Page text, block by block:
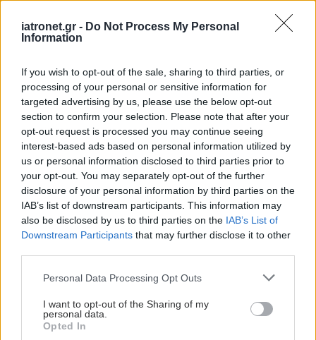
iatronet.gr - Do Not Process My Personal
Information
If you wish to opt-out of the sale, sharing to third parties, or
processing of your personal or sensitive information for
targeted advertising by us, please use the below opt-out
section to confirm your selection. Please note that after your
opt-out request is processed you may continue seeing
interest-based ads based on personal information utilized by
us or personal information disclosed to third parties prior to
your opt-out. You may separately opt-out of the further
disclosure of your personal information by third parties on the
IAB’s list of downstream participants. This information may
also be disclosed by us to third parties on the IAB’s List of
Downstream Participants that may further disclose it to other
Please note that this website/app uses one or more Google
not limited to your visit or usage behaviour. You may click to
grant or deny consent to Google and its third-party tags to
use your data for below specified purposes in below Google
Personal Data Processing Opt Outs
I want to opt-out of the Sharing of my
personal data.
Opted In
Προσθέστε το iatronet.gr στο Discover
shares
ΔΙΑΒΑΣΤΕ ΑΚΟΜΑ
Φρούτα, σακχαρώδης
διαβήτης και καλοκαίρι
λιπαρών βοηθά στην
να μειώνεται η ποσότητα